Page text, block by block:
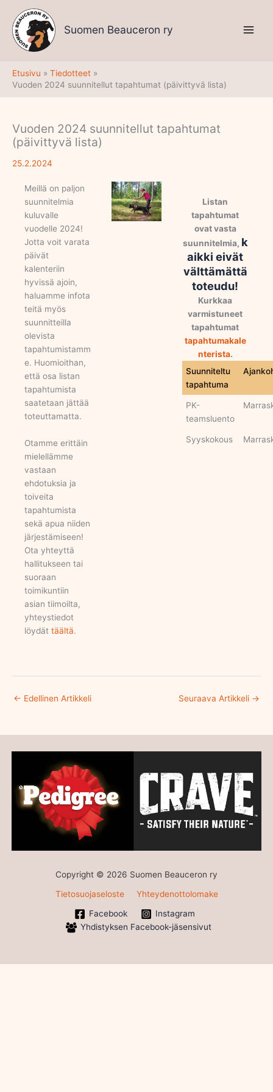
sisältöön
Suomen Beauceron ry
Etusivu
Tiedotteet
Vuoden 2024 suunnitellut tapahtumat (päivittyvä lista)
Vuoden 2024 suunnitellut tapahtumat
(päivittyvä lista)
25.2.2024
Meillä on paljon
suunnitelmia
kuluvalle
vuodelle 2024!
Jotta voit varata
päivät
kalenteriin
hyvissä ajoin,
haluamme infota
teitä myös
suunnitteilla
olevista
tapahtumistamm
e. Huomioithan,
että osa listan
tapahtumista
saatetaan jättää
toteuttamatta.
Otamme erittäin
mielellämme
vastaan
ehdotuksia ja
toiveita
tapahtumista
sekä apua niiden
järjestämiseen!
Ota yhteyttä
hallitukseen tai
suoraan
toimikuntiin
asian tiimoilta,
yhteystiedot
löydät täältä.
Listan
tapahtumat
ovat vasta
suunnitelmia, k
aikki eivät
välttämättä
toteudu!
Kurkkaa
varmistuneet
tapahtumat
tapahtumakale
nterista.
Suunniteltu
tapahtuma
PK-
teamsluento
Syyskokous
← Edellinen Artikkeli Seuraava Artikkeli →
Copyright © 2026 Suomen Beauceron ry
Tietosuojaseloste
Yhteydenottolomake
Facebook
Instagram
Yhdistyksen Facebook-jäsensivut